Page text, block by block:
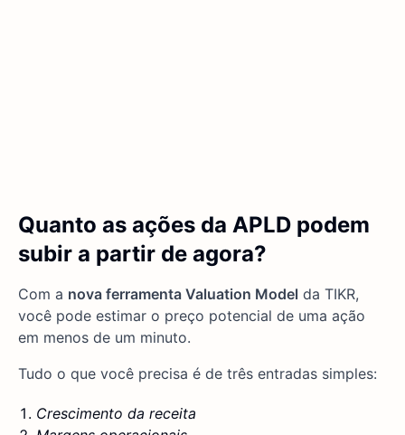
Quanto as ações da APLD podem
subir a partir de agora?
Com a nova ferramenta Valuation Model da TIKR,
você pode estimar o preço potencial de uma ação
em menos de um minuto.
Tudo o que você precisa é de três entradas simples:
Crescimento da receita